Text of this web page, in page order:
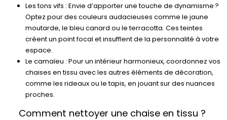
Les tons vifs : Envie d’apporter une touche de dynamisme ?
Optez pour des couleurs audacieuses comme le jaune
moutarde, le bleu canard ou le terracotta. Ces teintes
créent un point focal et insufflent de la personnalité à votre
espace.
Le camaïeu : Pour un intérieur harmonieux, coordonnez vos
chaises en tissu avec les autres éléments de décoration,
comme les rideaux ou le tapis, en jouant sur des nuances
proches.
Comment nettoyer une chaise en tissu ?